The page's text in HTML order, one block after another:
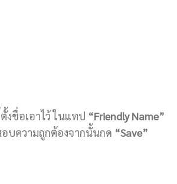
งชื่อเอาไว้ ในแทป “Friendly Name”
บความถูกต้องจากนั้นกด “Save”